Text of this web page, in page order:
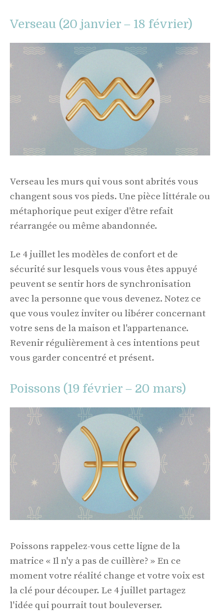
Verseau (20 janvier – 18 février)
Verseau les murs qui vous sont abrités vous
changent sous vos pieds. Une pièce littérale ou
métaphorique peut exiger d'être refait
réarrangée ou même abandonnée.
Le 4 juillet les modèles de confort et de
sécurité sur lesquels vous vous êtes appuyé
peuvent se sentir hors de synchronisation
avec la personne que vous devenez. Notez ce
que vous voulez inviter ou libérer concernant
votre sens de la maison et l'appartenance.
Revenir régulièrement à ces intentions peut
vous garder concentré et présent.
Poissons (19 février – 20 mars)
Poissons rappelez-vous cette ligne de la
matrice « Il n'y a pas de cuillère? » En ce
moment votre réalité change et votre voix est
la clé pour découper. Le 4 juillet partagez
l'idée qui pourrait tout bouleverser.